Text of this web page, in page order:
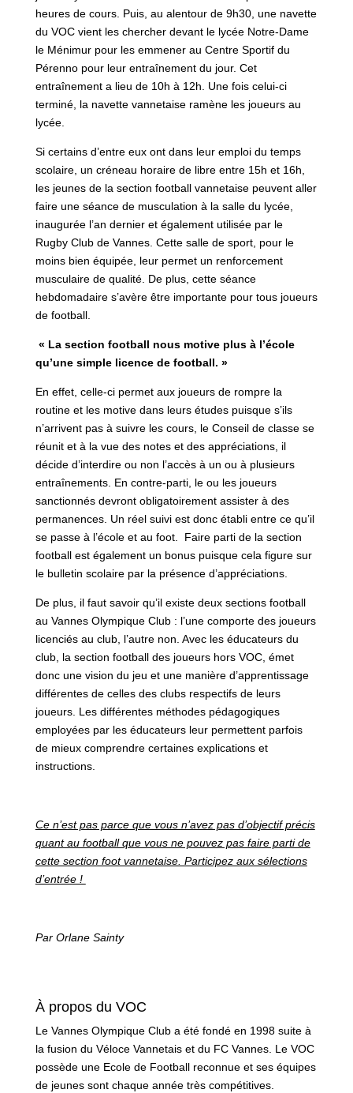
heures de cours. Puis, au alentour de 9h30, une navette
du VOC vient les chercher devant le lycée Notre-Dame
le Ménimur pour les emmener au Centre Sportif du
Pérenno pour leur entraînement du jour. Cet
entraînement a lieu de 10h à 12h. Une fois celui-ci
terminé, la navette vannetaise ramène les joueurs au
lycée.
Si certains d’entre eux ont dans leur emploi du temps
scolaire, un créneau horaire de libre entre 15h et 16h,
les jeunes de la section football vannetaise peuvent aller
faire une séance de musculation à la salle du lycée,
inaugurée l’an dernier et également utilisée par le
Rugby Club de Vannes. Cette salle de sport, pour le
moins bien équipée, leur permet un renforcement
musculaire de qualité. De plus, cette séance
hebdomadaire s’avère être importante pour tous joueurs
de football.
« La section football nous motive plus à l’école
qu’une simple licence de football. »
En effet, celle-ci permet aux joueurs de rompre la
routine et les motive dans leurs études puisque s’ils
n’arrivent pas à suivre les cours, le Conseil de classe se
réunit et à la vue des notes et des appréciations, il
décide d’interdire ou non l’accès à un ou à plusieurs
entraînements. En contre-parti, le ou les joueurs
sanctionnés devront obligatoirement assister à des
permanences. Un réel suivi est donc établi entre ce qu’il
se passe à l’école et au foot. Faire parti de la section
football est également un bonus puisque cela figure sur
le bulletin scolaire par la présence d’appréciations.
De plus, il faut savoir qu’il existe deux sections football
au Vannes Olympique Club : l’une comporte des joueurs
licenciés au club, l’autre non. Avec les éducateurs du
club, la section football des joueurs hors VOC, émet
donc une vision du jeu et une manière d’apprentissage
différentes de celles des clubs respectifs de leurs
joueurs. Les différentes méthodes pédagogiques
employées par les éducateurs leur permettent parfois
de mieux comprendre certaines explications et
instructions.
Ce n’est pas parce que vous n’avez pas d’objectif précis
quant au football que vous ne pouvez pas faire parti de
cette section foot vannetaise. Participez aux sélections
d’entrée !
Par Orlane Sainty
À propos du VOC
Le Vannes Olympique Club a été fondé en 1998 suite à
la fusion du Véloce Vannetais et du FC Vannes. Le VOC
possède une Ecole de Football reconnue et ses équipes
de jeunes sont chaque année très compétitives.